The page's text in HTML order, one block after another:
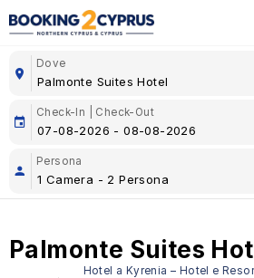
Dove
Check-In | Check-Out
Persona
Palmonte Suites
Hotel a Kyrenia – Hotel e